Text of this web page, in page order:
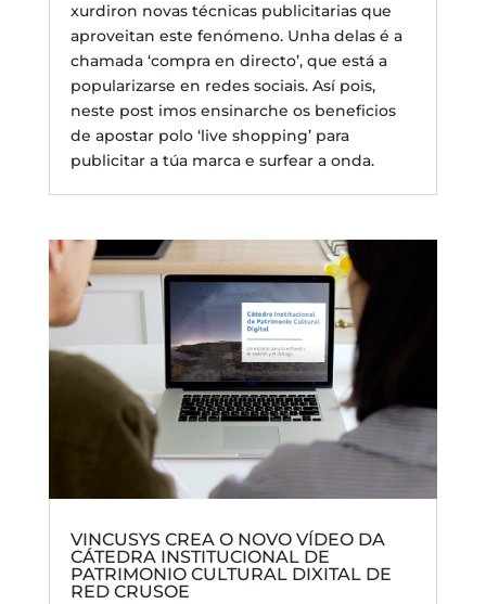
xurdiron novas técnicas publicitarias que
aproveitan este fenómeno. Unha delas é a
chamada ‘compra en directo’, que está a
popularizarse en redes sociais. Así pois,
neste post imos ensinarche os beneficios
de apostar polo ‘live shopping’ para
publicitar a túa marca e surfear a onda.
VINCUSYS CREA O NOVO VÍDEO DA
CÁTEDRA INSTITUCIONAL DE
PATRIMONIO CULTURAL DIXITAL DE
RED CRUSOE